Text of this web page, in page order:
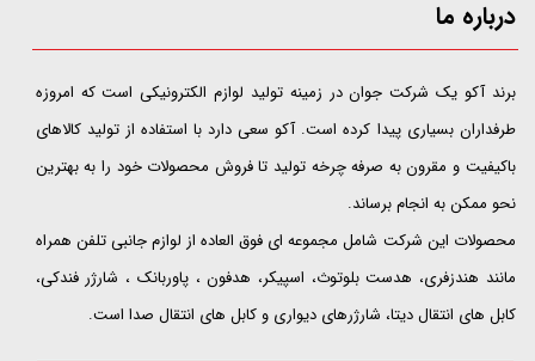
درباره ما
​​​​​​​برند آکو یک شرکت جوان در زمینه تولید لوازم الکترونیکی است که امروزه
طرفداران بسیاری پیدا کرده است. آکو سعی دارد با استفاده از تولید کالاهای
باکیفیت و مقرون به صرفه چرخه تولید تا فروش محصولات خود را به بهترین
نحو ممکن به انجام برساند.
محصولات این شرکت شامل مجموعه ای فوق العاده از لوازم جانبی تلفن همراه
مانند هندزفری، هدست بلوتوث، اسپیکر، هدفون ، پاوربانک ، شارژر فندکی،
کابل های انتقال دیتا، شارژرهای دیواری و کابل های انتقال صدا است.